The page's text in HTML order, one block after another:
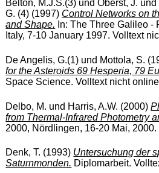
Belton, M.J.S.(3) undOberst, J. und
G. (4) (1997) Control Networks on
and Shape. In: The Three Galileo
Italy, 7-10 January 1997. Volltext
De Angelis, G.(1) und Mottola, S.
for the Asteroids 69 Hesperia, 79
Space Science. Volltext nicht
Delbo, M. und Harris, A.W. (2000)
from Thermal-Infrared Photometry
2000, Nördlingen, 16-20 Mai,
Denk, T. (1993) Untersuchung der
Saturnmonden. Diplomarbeit.